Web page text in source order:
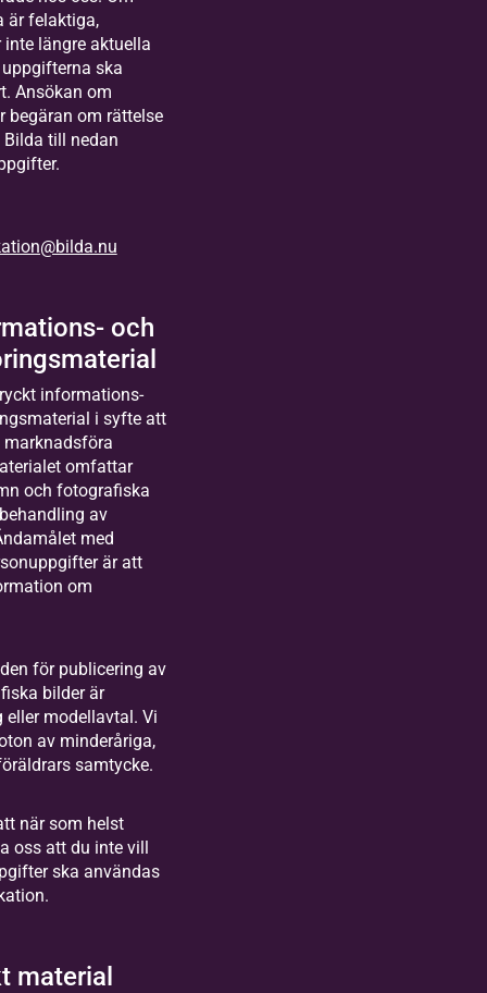
är felaktiga,
längre aktuella
ska
Ansökan om
begäran om rättelse
till nedan
och
informations-
i syfte att
omfattar
och fotografiska
av
med
är att
om
för publicering av
bilder är
eller modellavtal. Vi
av minderåriga,
samtycke.
när som helst
oss att du inte vill
ska användas
material